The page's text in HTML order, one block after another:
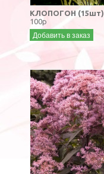
КЛОПОГОН (15шт)
100р
Добавить в заказ